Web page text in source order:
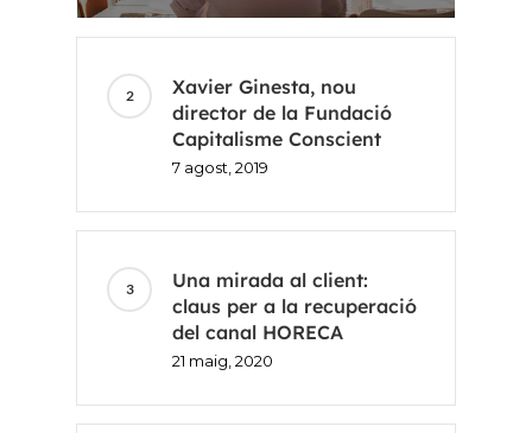
Xavier Ginesta, nou
director de la Fundació
Capitalisme Conscient
7 agost, 2019
Una mirada al client:
claus per a la recuperació
del canal HORECA
21 maig, 2020
Inici